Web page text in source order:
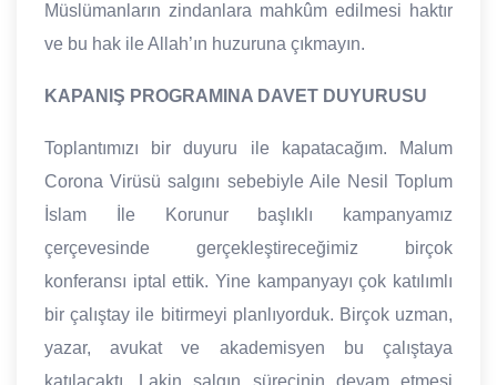
Müslümanların zindanlara mahkûm edilmesi haktır
ve bu hak ile Allah’ın huzuruna çıkmayın.
KAPANIŞ PROGRAMINA DAVET DUYURUSU
Toplantımızı bir duyuru ile kapatacağım. Malum
Corona Virüsü salgını sebebiyle Aile Nesil Toplum
İslam İle Korunur başlıklı kampanyamız
çerçevesinde gerçekleştireceğimiz birçok
konferansı iptal ettik. Yine kampanyayı çok katılımlı
bir çalıştay ile bitirmeyi planlıyorduk. Birçok uzman,
yazar, avukat ve akademisyen bu çalıştaya
katılacaktı. Lakin salgın sürecinin devam etmesi